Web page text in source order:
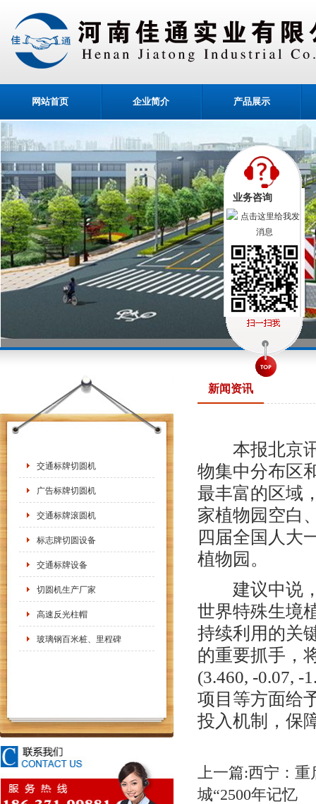
网站首页 企业简介 产品展示
交通标牌切圆机
广告标牌切圆机
交通标牌滚圆机
标志牌切圆设备
交通标牌设备
切圆机生产厂家
高速反光柱帽
玻璃钢百米桩、里程碑
新闻资讯
本报北京讯(
物集中分布区
最丰富的区域
家植物园空白
四届全国人大
植物园。
建议中说，
世界特殊生境
持续利用的关
的重要抓手，
(3.460, -0.07,
项目等方面给
投入机制，保
上一篇:西宁：重
城“2500年记忆
业务咨询